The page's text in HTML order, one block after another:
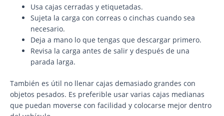
Usa cajas cerradas y etiquetadas.
Sujeta la carga con correas o cinchas cuando sea
necesario.
Deja a mano lo que tengas que descargar primero.
Revisa la carga antes de salir y después de una
parada larga.
También es útil no llenar cajas demasiado grandes con
objetos pesados. Es preferible usar varias cajas medianas
que puedan moverse con facilidad y colocarse mejor dentro